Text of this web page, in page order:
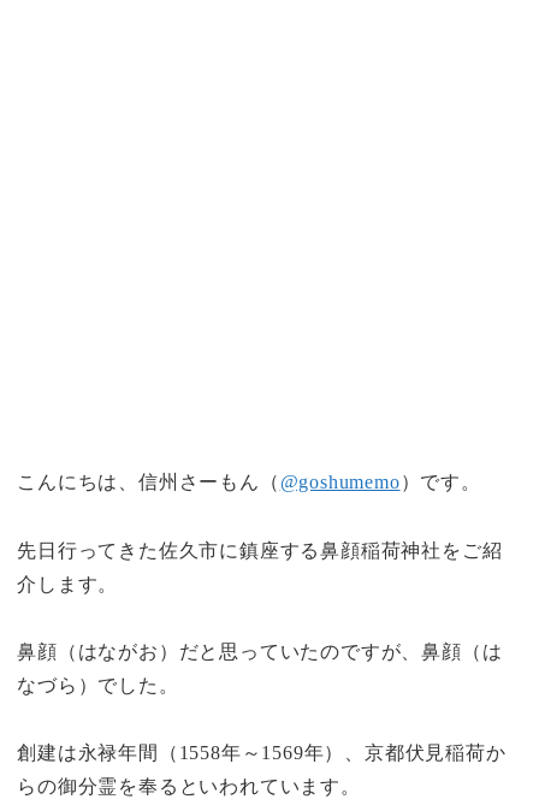
こんにちは、信州さーもん（ @goshumemo）です。
先日行ってきた佐久市に鎮座する鼻顔稲荷神社をご紹
介します。
鼻顔（はながお）だと思っていたのですが、鼻顔（は
なづら）でした。
創建は永禄年間（1558年～1569年）、京都伏見稲荷か
らの御分霊を奉るといわれています。